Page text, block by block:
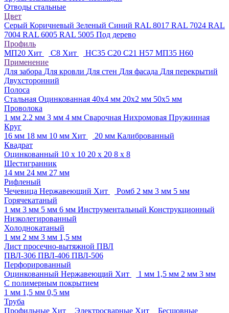
Отводы стальные
Цвет
Серый Коричневый Зеленый Синий RAL 8017 RAL 7024 RAL
7004 RAL 6005 RAL 5005 Под дерево
Профиль
МП20 Хит С8 Хит НС35 С20 С21 Н57 МП35 Н60
Применение
Для забора Для кровли Для стен Для фасада Для перекрытий
Двухсторонний
Полоса
Стальная Оцинкованная 40х4 мм 20х2 мм 50х5 мм
Проволока
1 мм 2.2 мм 3 мм 4 мм Сварочная Нихромовая Пружинная
Круг
16 мм 18 мм 10 мм Хит 20 мм Калиброванный
Квадрат
Оцинкованный 10 х 10 20 х 20 8 х 8
Шестигранник
14 мм 24 мм 27 мм
Рифленый
Чечевица Нержавеющий Хит Ромб 2 мм 3 мм 5 мм
Горячекатаный
1 мм 3 мм 5 мм 6 мм Инструментальный Конструкционный
Низколегированный
Холоднокатаный
1 мм 2 мм 3 мм 1,5 мм
Лист просечно-вытяжной ПВЛ
ПВЛ-306 ПВЛ-406 ПВЛ-506
Перфорированный
Оцинкованный Нержавеющий Хит 1 мм 1,5 мм 2 мм 3 мм
C полимерным покрытием
1 мм 1,5 мм 0,5 мм
Труба
Профильные Хит Электросварные Хит
Бесшовные